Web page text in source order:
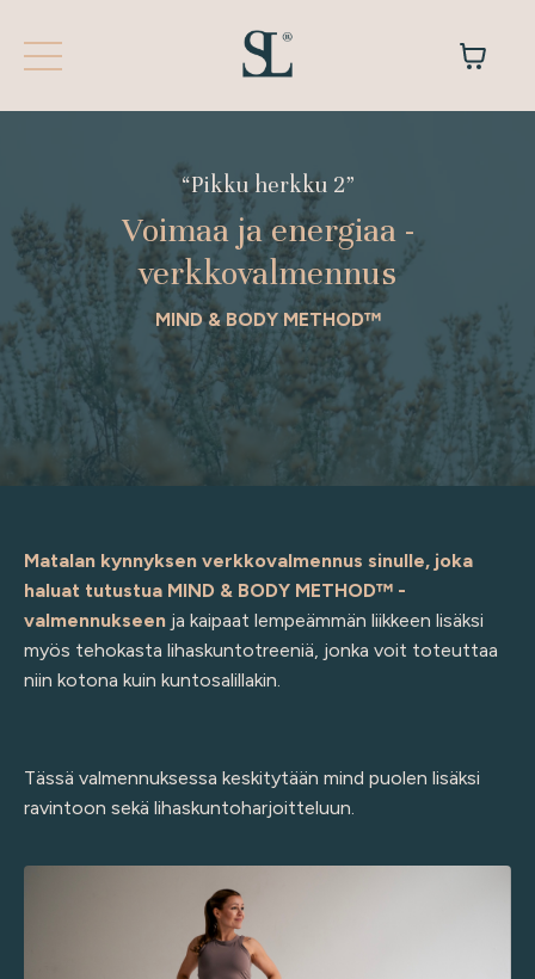
“Pikku herkku 2”
Voimaa ja energiaa -
verkkovalmennus
MIND & BODY METHOD™
Matalan kynnyksen verkkovalmennus sinulle, joka
haluat tutustua MIND & BODY METHOD™ -
valmennukseen ja kaipaat lempeämmän liikkeen lisäksi
myös tehokasta lihaskuntotreeniä, jonka voit toteuttaa
niin kotona kuin kuntosalillakin.
Tässä valmennuksessa keskitytään mind puolen lisäksi
ravintoon sekä lihaskuntoharjoitteluun.